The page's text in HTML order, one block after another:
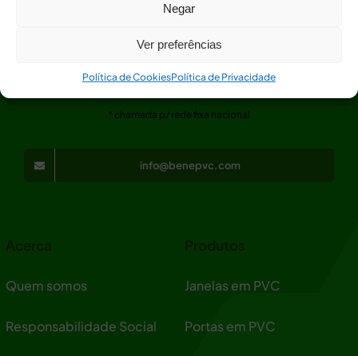
Negar
Ver preferências
Política de CookiesPolítica de Privacidade
+351 262 926 027
* chamada p/ rede fixa nacional
info@benepvc.com
Acerca
Quem somos
Responsabilidade Social
Produtos
Janelas em PVC
Portas em PVC